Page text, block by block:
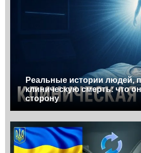
Реальные истории людей,
клиническую смерть: что
сторону